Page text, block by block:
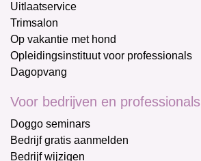
Uitlaatservice
Trimsalon
Op vakantie met hond
Opleidingsinstituut voor professionals
Dagopvang
Voor bedrijven en professionals
Doggo seminars
Bedrijf gratis aanmelden
Bedrijf wijzigen